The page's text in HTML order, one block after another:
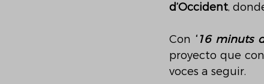
d’Occident,
Con ‘ 16 minuts
proyecto que
voces a seguir.